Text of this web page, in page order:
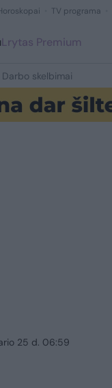
TV programa
Lrytas Premium
Darbo skelbimai
25 d. 06:59